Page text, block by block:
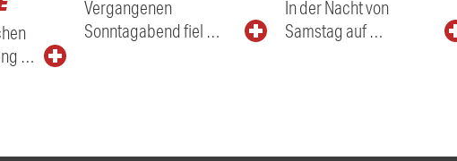
…
Vergangenen
Sonntagabend fiel …
In der Nacht von
Samstag auf …